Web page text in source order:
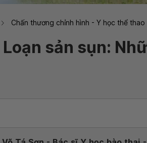
Chấn thương chỉnh hình - Y học thể thao
sản sụn: